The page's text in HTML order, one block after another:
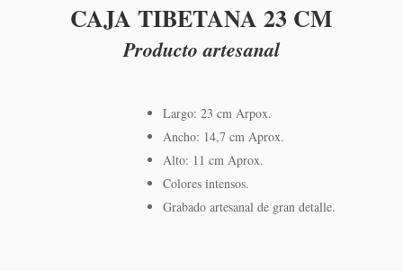
CAJA TIBETANA 23 CM
Producto artesanal
Largo: 23 cm Arpox.
Ancho: 14,7 cm Aprox.
Alto: 11 cm Aprox.
Colores intensos.
Grabado artesanal de gran detalle.